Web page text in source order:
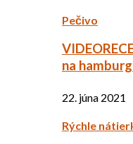
Pečivo
na
22. júna 2021
Rýchle